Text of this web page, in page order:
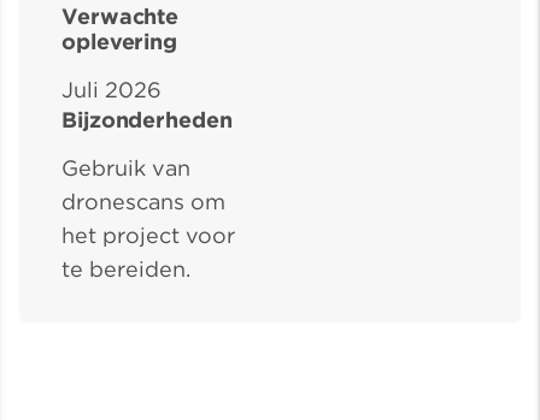
Verwachte
oplevering
Juli 2026
Bijzonderheden
Gebruik van
dronescans om
het project voor
te bereiden.